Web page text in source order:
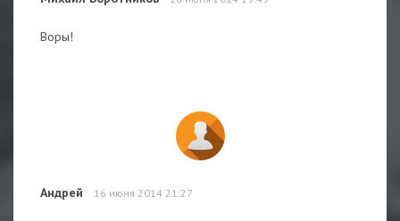
Воры!
Андрей 16 июня 2014 21:27